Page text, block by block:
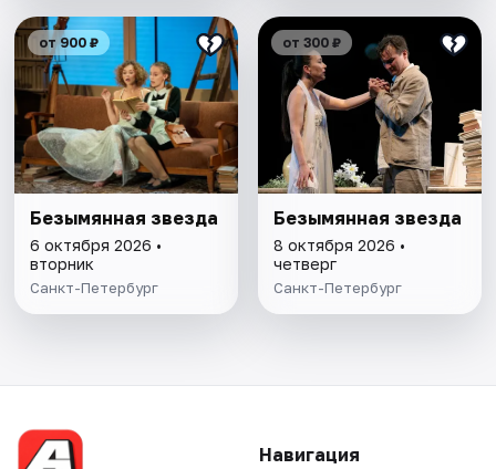
от 900 ₽
Безымянная звезда
6 октября 2026 •
вторник
Санкт-Петербург
от 300 ₽
Безымянная звезда
8 октября 2026 •
четверг
Санкт-Петербург
Навигация